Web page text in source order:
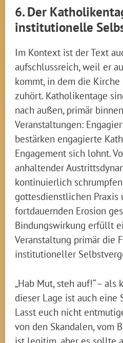
6. Der
institutionelle
Im Kontext ist der Text
aufschlussreich, weil er
kommt, in dem die
zuhört. Katholikentage
nach außen, primär
Veranstaltungen:
bestärken engagierte
Engagement sich lohnt.
anhaltender
kontinuierlich
gottesdienstlichen Praxis
fortdauernden Erosion
Bindungswirkung erfüllt
Veranstaltung primär die
institutioneller
„Hab Mut, steh auf!“ –
dieser Lage ist auch eine
Lasst euch nicht
von den Skandalen, vom